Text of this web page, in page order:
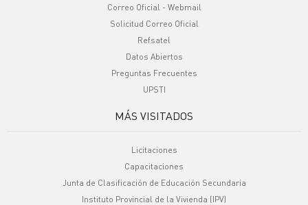
Correo Oficial - Webmail
Solicitud Correo Oficial
Refsatel
Datos Abiertos
Preguntas Frecuentes
UPSTI
MÁS VISITADOS
Licitaciones
Capacitaciones
Junta de Clasificación de Educación Secundaria
Instituto Provincial de la Vivienda (IPV)